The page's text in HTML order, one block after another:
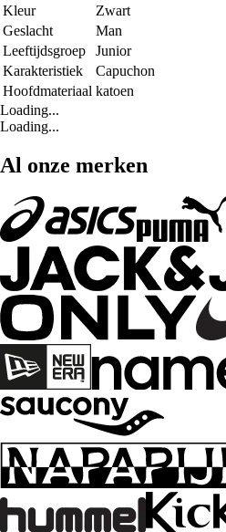
Kleur
Zwart
Geslacht
Man
Leeftijdsgroep
Junior
Karakteristiek
Capuchon
Hoofdmateriaal katoen
Loading...
Loading...
Al onze merken